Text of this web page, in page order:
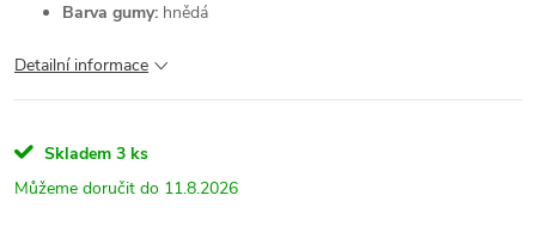
Barva gumy: hnědá
Detailní informace
Skladem 3 ks
11.8.2026